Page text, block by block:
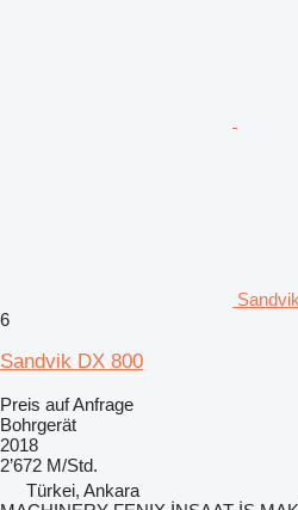
6
Sandvik DX 800
Preis auf Anfrage
Bohrgerät
2018
2’672 M/Std.
Türkei, Ankara